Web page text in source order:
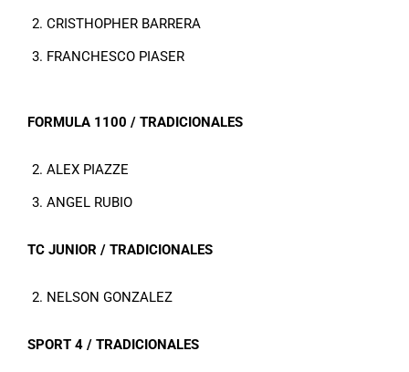
CRISTHOPHER BARRERA
FRANCHESCO PIASER
FORMULA 1100 / TRADICIONALES
ALEX PIAZZE
ANGEL RUBIO
TC JUNIOR / TRADICIONALES
NELSON GONZALEZ
SPORT 4 / TRADICIONALES